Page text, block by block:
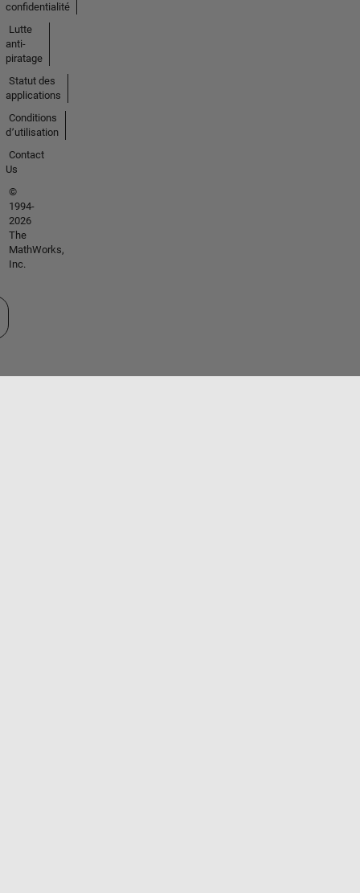
confidentialité
Lutte
anti-
piratage
Statut des
applications
Conditions
d՚utilisation
Contact
Us
©
1994-
2026
The
MathWorks,
Inc.
un site web